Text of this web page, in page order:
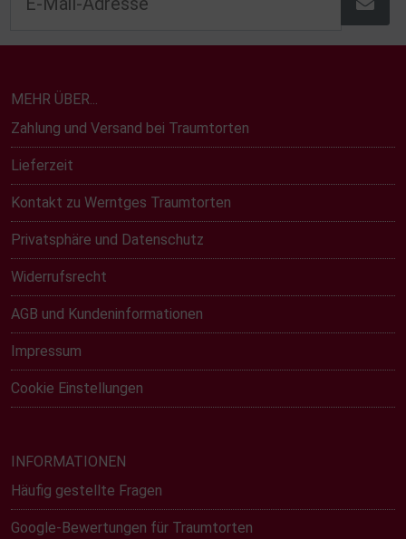
MEHR ÜBER...
Zahlung und Versand bei Traumtorten
Lieferzeit
Kontakt zu Werntges Traumtorten
Privatsphäre und Datenschutz
Widerrufsrecht
AGB und Kundeninformationen
Impressum
Cookie Einstellungen
INFORMATIONEN
Häufig gestellte Fragen
Google-Bewertungen für Traumtorten